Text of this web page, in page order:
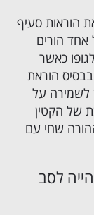
הוראות סעיף
אחד הורים
כאשר
הוראת
לשמירה על
של הקטין
שחי עם
לסב